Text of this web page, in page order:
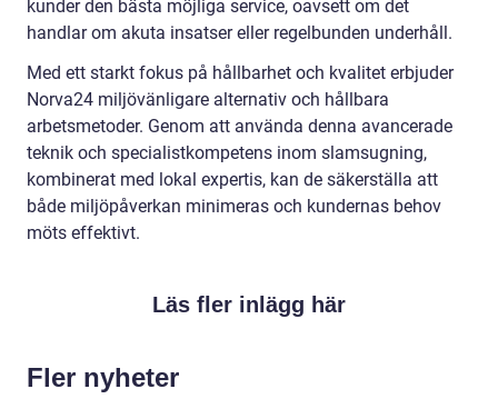
kunder den bästa möjliga service, oavsett om det
handlar om akuta insatser eller regelbunden underhåll.
Med ett starkt fokus på hållbarhet och kvalitet erbjuder
Norva24 miljövänligare alternativ och hållbara
arbetsmetoder. Genom att använda denna avancerade
teknik och specialistkompetens inom slamsugning,
kombinerat med lokal expertis, kan de säkerställa att
både miljöpåverkan minimeras och kundernas behov
möts effektivt.
Läs fler inlägg här
Fler nyheter